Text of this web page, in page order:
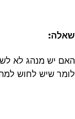
שאלה:
האם יש מנהג לא
לומר שיש לחוש למה